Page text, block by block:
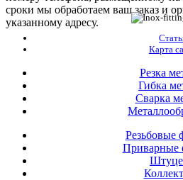
сроки мы обработаем ваш заказ и
указанному адресу.
Карта
Резка
Гибка
Сварка
Резьбовые
Приварные